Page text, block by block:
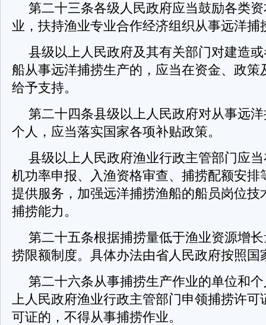
第二十三条各级人民政府应当鼓励各类
业，扶持渔业专业合作经济组织从事远洋捕
县级以上人民政府及其有关部门对建造
船从事远洋捕捞生产的，应当在资金、政策
给予支持。
第二十四条县级以上人民政府对从事远
个人，应当落实国家各项补贴政策。
县级以上人民政府渔业行政主管部门应
机功率申报、入渔资格审查、捕捞配额安排
提供服务，加强远洋捕捞渔船的船员岗位技
捕捞能力。
第二十五条根据捕捞量低于渔业资源增
捞限额制度。具体办法由省人民政府按照国
第二十六条从事捕捞生产作业的单位和
上人民政府渔业行政主管部门申领捕捞许可
可证的，不得从事捕捞作业。